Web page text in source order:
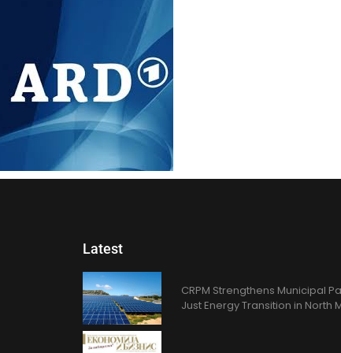
Latest
CRPM Strengthens Municipal
Just Energy Transition in North